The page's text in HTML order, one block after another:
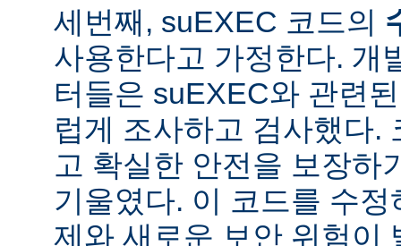
세번째, suEXEC 코드의
사용한다고 가정한다. 개
터들은 suEXEC와 관련
럽게 조사하고 검사했다.
고 확실한 안전을 보장하
기울였다. 이 코드를 수
제와 새로운 보안 위험이